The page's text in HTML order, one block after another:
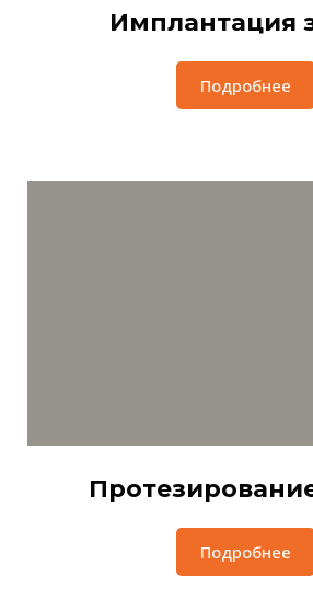
Имплантация
Подробнее
Подробнее